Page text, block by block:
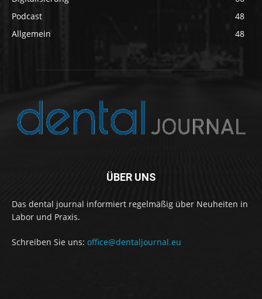
Podcast
48
Allgemein
48
ÜBER UNS
Das dental journal informiert regelmäßig über Neuheiten in
Labor und Praxis.
Schreiben Sie uns: office@dentaljournal.eu